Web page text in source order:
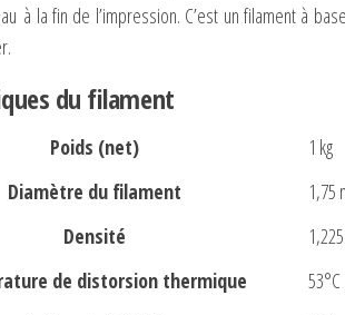
à la fin de l’impression. C’est un filament à
du filament
Poids (net)
1 kg
Diamètre du filament
1,75
Densité
de distorsion thermique
53°C